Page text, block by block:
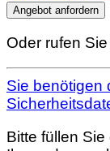
Oder rufen
Sie benötigen
Bitte füllen